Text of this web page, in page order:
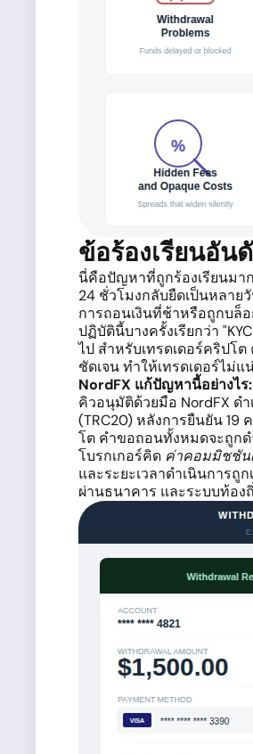
ข้อร้องเรียนอัน
นี่คือปัญหาที่ถูกร้องเรียนมา
24 ชั่วโมงกลับยืดเป็นหลา
การถอนเงินที่ช้าหรือถูกบล็
ปฏิบัตินี้บางครั้งเรียกว่า
ไป สำหรับเทรดเดอร์คริปโ
ชัดเจน ทำให้เทรดเดอร์ไม่
NordFX แก้ปัญหานี้อย่างไร:
คิวอนุมัติด้วยมือ NordFX ด
(TRC20) หลังการยืนยัน
โต คำขอถอนทั้งหมดจะถูกด
โบรกเกอร์คิด ค่าคอมมิชชัน
และระยะเวลาดำเนินการถู
ผ่านธนาคาร และระบบท้อง